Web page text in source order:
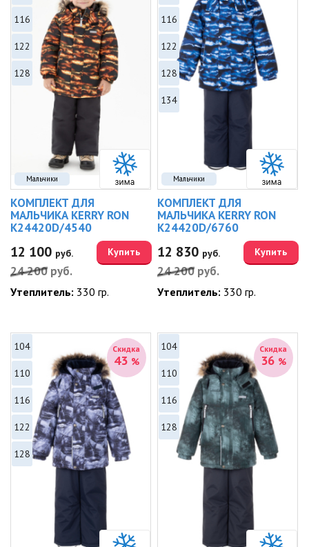
Мальчики
116
122
128
КОМПЛЕКТ ДЛЯ
МАЛЬЧИКА KERRY RON
K24420D/4540
12 100 руб.
24 200 руб.
Купить
Утеплитель: 330 гр.
Мальчики
116
122
128
134
КОМПЛЕКТ ДЛЯ
МАЛЬЧИКА KERRY RON
K24420D/6760
12 830 руб.
24 200 руб.
Купить
Утеплитель: 330 гр.
Скидка
43 %
104
110
116
122
128
Скидка
36 %
104
110
116
128